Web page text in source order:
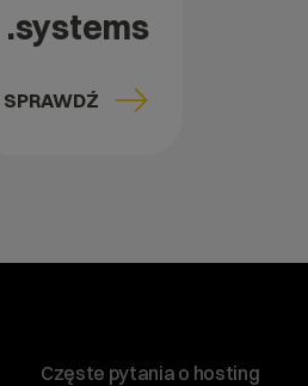
.systems
SPRAWDŹ
Częste pytania o hosting